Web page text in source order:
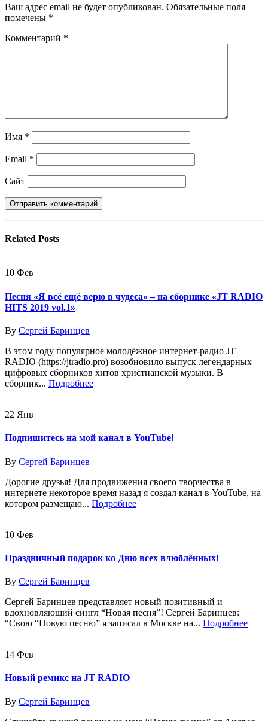
Ваш адрес email не будет опубликован. Обязательные поля
помечены *
Комментарий *
Имя *
Email *
Сайт
Related Posts
10 Фев
Песня «Я всё ещё верю в чудеса» – на сборнике «JT RADIO
HITS 2019 vol.1»
By Сергей Баринцев
В этом году популярное молодёжное интернет-радио JT
RADIO (https://jtradio.pro) возобновило выпуск легендарных
цифровых сборников хитов христианской музыки. В
сборник... Подробнее
22 Янв
Подпишитесь на мой канал в YouTube!
By Сергей Баринцев
Дорогие друзья! Для продвижения своего творчества в
интернете некоторое время назад я создал канал в YouTube, на
котором размещаю... Подробнее
10 Фев
Праздничный подарок ко Дню всех влюблённых!
By Сергей Баринцев
Сергей Баринцев представляет новый позитивный и
вдохновляющий сингл “Новая песня”! Сергей Баринцев:
“Свою “Новую песню” я записал в Москве на... Подробнее
14 Фев
Новый ремикс на JT RADIO
By Сергей Баринцев